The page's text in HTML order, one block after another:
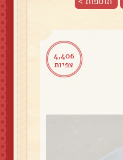
4,406
צפיות